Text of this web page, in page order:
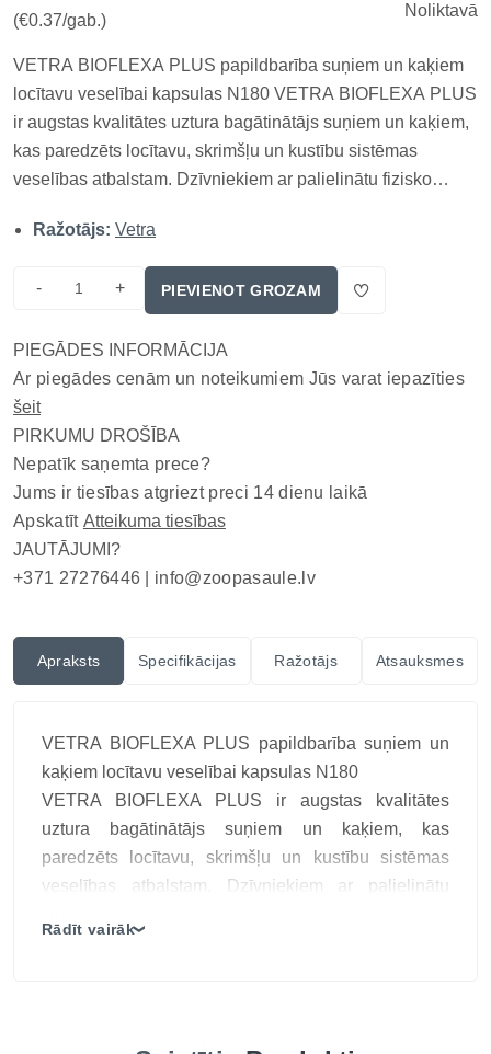
(€0.37/gab.)
Noliktavā
VETRA BIOFLEXA PLUS papildbarība suņiem un kaķiem
locītavu veselībai kapsulas N180 VETRA BIOFLEXA PLUS
ir augstas kvalitātes uztura bagātinātājs suņiem un kaķiem,
kas paredzēts locītavu, skrimšļu un kustību sistēmas
veselības atbalstam. Dzīvniekiem ar palielinātu fizisko
nepieciešams papildu uztura atbalsts. Šī papildbarība satur
Ražotājs: Vetra
- + PIEVIENOT GROZAM
PIEGĀDES INFORMĀCIJA
Ar piegādes cenām un noteikumiem Jūs varat iepazīties
šeit
PIRKUMU DROŠĪBA
Nepatīk saņemta prece?
Jums ir tiesības atgriezt preci 14 dienu laikā
Apskatīt Atteikuma tiesības
JAUTĀJUMI?
+371 27276446 | info@zoopasaule.lv
Apraksts Specifikācijas Ražotājs Atsauksmes
VETRA BIOFLEXA PLUS papildbarība suņiem un
kaķiem locītavu veselībai kapsulas N180
VETRA BIOFLEXA PLUS ir augstas kvalitātes
uztura bagātinātājs suņiem un kaķiem, kas
paredzēts locītavu, skrimšļu un kustību sistēmas
veselības atbalstam. Dzīvniekiem ar palielinātu
Rādīt vairāk❯